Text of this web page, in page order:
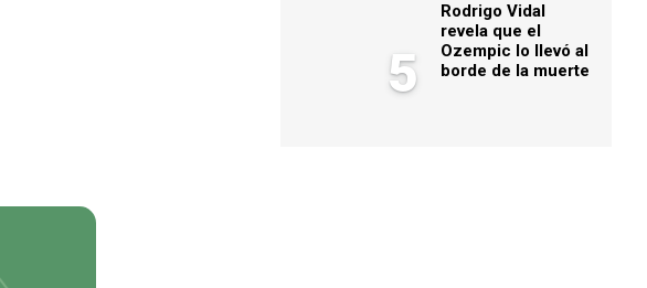
5
Rodrigo Vidal
revela que el
Ozempic lo llevó al
borde de la muerte